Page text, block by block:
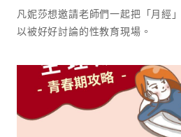
凡妮莎想邀請老師們一起把「月經